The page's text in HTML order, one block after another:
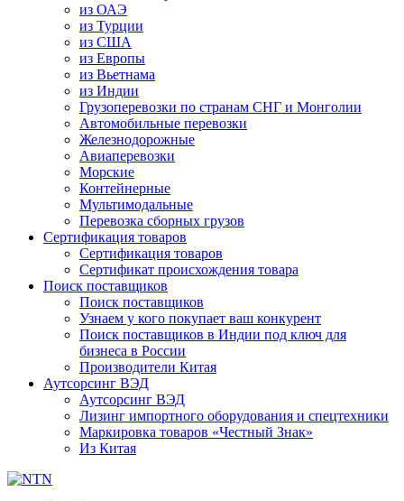
из ОАЭ
из Турции
из США
из Европы
из Вьетнама
из Индии
Грузоперевозки по странам СНГ и Монголии
Автомобильные перевозки
Железнодорожные
Авиаперевозки
Морские
Контейнерные
Мультимодальные
Перевозка сборных грузов
Сертификация товаров
Сертификация товаров
Сертификат происхождения товара
Поиск поставщиков
Поиск поставщиков
Узнаем у кого покупает ваш конкурент
Поиск поставщиков в Индии под ключ для
бизнеса в России
Производители Китая
Аутсорсинг ВЭД
Аутсорсинг ВЭД
Лизинг импортного оборудования и спецтехники
Маркировка товаров «Честный Знак»
Из Китая